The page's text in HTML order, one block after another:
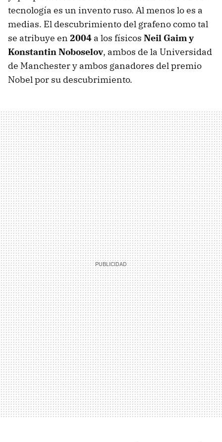
tecnología es un invento ruso. Al menos lo es a
medias. El descubrimiento del grafeno como tal
se atribuye en 2004 a los físicos Neil Gaim y
Konstantin Noboselov, ambos de la Universidad
de Manchester y ambos ganadores del premio
Nobel por su descubrimiento.